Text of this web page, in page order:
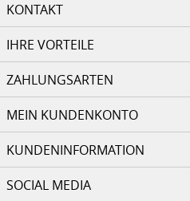
KONTAKT
IHRE VORTEILE
ZAHLUNGSARTEN
MEIN KUNDENKONTO
KUNDENINFORMATION
SOCIAL MEDIA